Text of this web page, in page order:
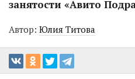
занятости «Авито
Автор: Юлия Титова